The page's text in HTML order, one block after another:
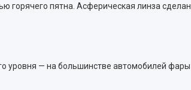
пятна. Асферическая линза
уровня — на большинстве автомобилей